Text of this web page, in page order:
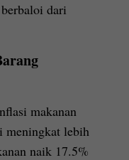
dari
makanan
meningkat lebih
naik 17.5%